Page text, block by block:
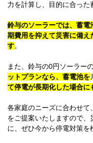
力を計算し、目的に合った
鈴与のソーラーでは、蓄
期費用を抑えて災害に備え
す。
また、鈴与の0円ソーラー
ットプランなら、蓄電池を
て停電が長期化した場合に
各家庭のニーズに合わせて
をご提案いたしますので
に、ぜひ今から停電対策を